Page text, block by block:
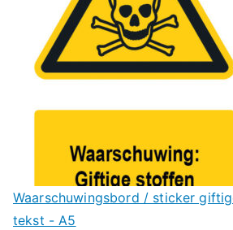
Waarschuwingsbord / sticker
tekst - A5